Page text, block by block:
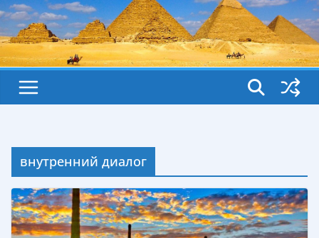
внутренний диалог